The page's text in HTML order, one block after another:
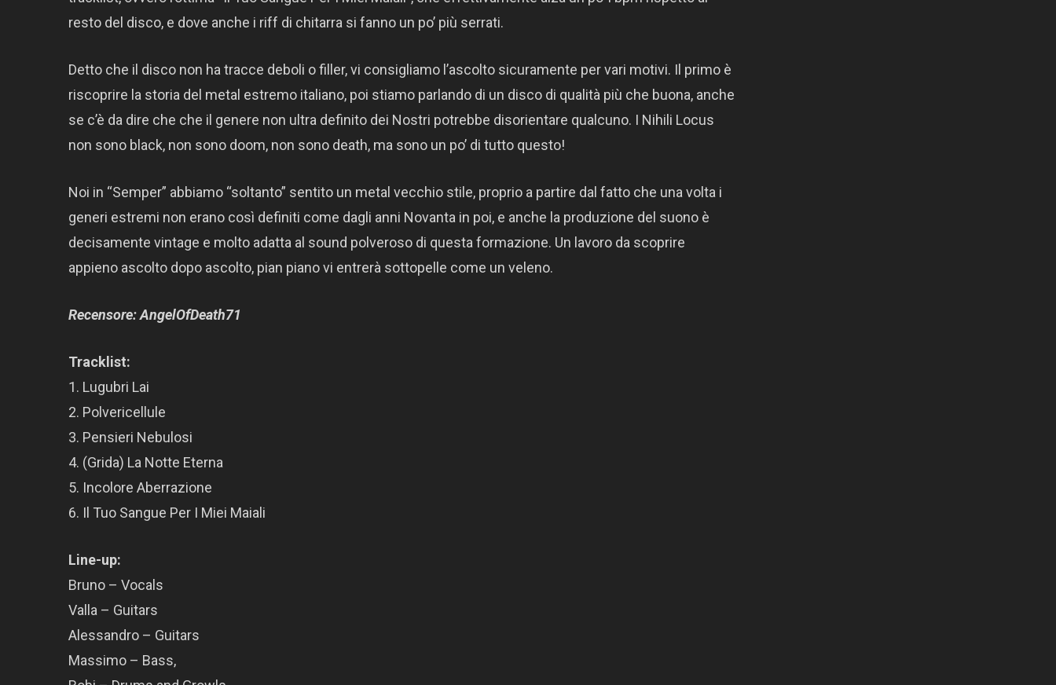
resto del disco, e dove anche i riff di chitarra si fanno un po’ più serrati.
Detto che il disco non ha tracce deboli o filler, vi consigliamo l’ascolto sicuramente per vari motivi. Il primo è
riscoprire la storia del metal estremo italiano, poi stiamo parlando di un disco di qualità più che buona, anche
se c’è da dire che che il genere non ultra definito dei Nostri potrebbe disorientare qualcuno. I Nihili Locus
non sono black, non sono doom, non sono death, ma sono un po’ di tutto questo!
Noi in “Semper” abbiamo “soltanto” sentito un metal vecchio stile, proprio a partire dal fatto che una volta i
generi estremi non erano così definiti come dagli anni Novanta in poi, e anche la produzione del suono è
decisamente vintage e molto adatta al sound polveroso di questa formazione. Un lavoro da scoprire
appieno ascolto dopo ascolto, pian piano vi entrerà sottopelle come un veleno.
Recensore: AngelOfDeath71
Tracklist:
1. Lugubri Lai
2. Polvericellule
3. Pensieri Nebulosi
4. (Grida) La Notte Eterna
5. Incolore Aberrazione
6. Il Tuo Sangue Per I Miei Maiali
Line-up:
Bruno – Vocals
Valla – Guitars
Alessandro – Guitars
Massimo – Bass,